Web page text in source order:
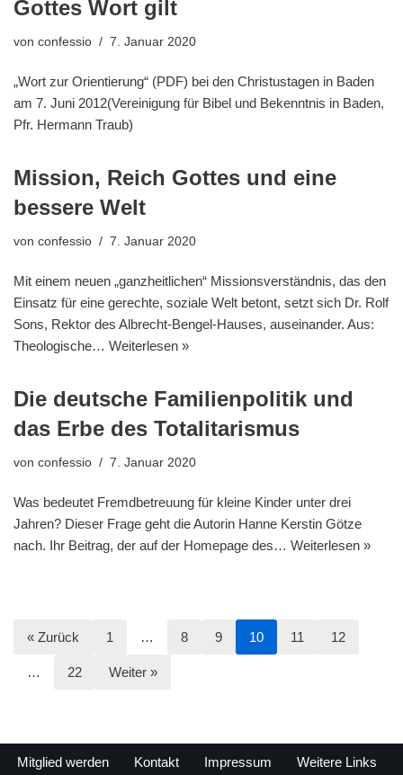
Gottes Wort gilt
von confessio 7. Januar 2020
„Wort zur Orientierung“ (PDF) bei den Christustagen in Baden
am 7. Juni 2012(Vereinigung für Bibel und Bekenntnis in Baden,
Pfr. Hermann Traub)
Mission, Reich Gottes und eine
bessere Welt
von confessio 7. Januar 2020
Mit einem neuen „ganzheitlichen“ Missionsverständnis, das den
Einsatz für eine gerechte, soziale Welt betont, setzt sich Dr. Rolf
Sons, Rektor des Albrecht-Bengel-Hauses, auseinander. Aus:
Theologische… Weiterlesen »
Die deutsche Familienpolitik und
das Erbe des Totalitarismus
von confessio 7. Januar 2020
Was bedeutet Fremdbetreuung für kleine Kinder unter drei
Jahren? Dieser Frage geht die Autorin Hanne Kerstin Götze
nach. Ihr Beitrag, der auf der Homepage des… Weiterlesen »
« Zurück 1 … 8 9 10 11 12
… 22 Weiter »
Mitglied werden Kontakt Impressum Weitere Links